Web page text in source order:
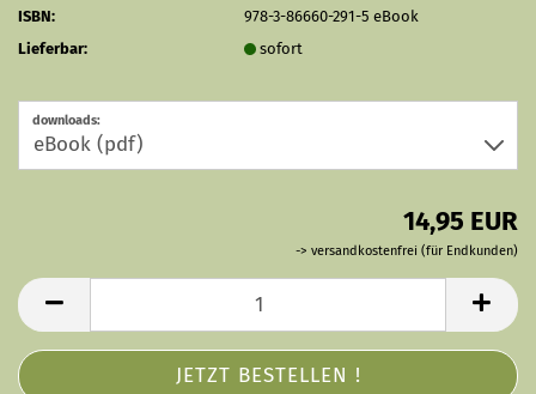
ISBN:
978-3-86660-291-5 eBook
Lieferbar:
sofort
downloads:
14,95 EUR
-> versandkostenfrei (für Endkunden)